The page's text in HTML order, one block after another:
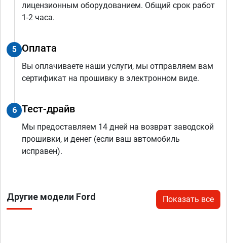
лицензионным оборудованием. Общий срок работ
1-2 часа.
5 Оплата
Вы оплачиваете наши услуги, мы отправляем вам
сертификат на прошивку в электронном виде.
6 Тест-драйв
Мы предоставляем 14 дней на возврат заводской
прошивки, и денег (если ваш автомобиль
исправен).
Другие модели Ford Показать все